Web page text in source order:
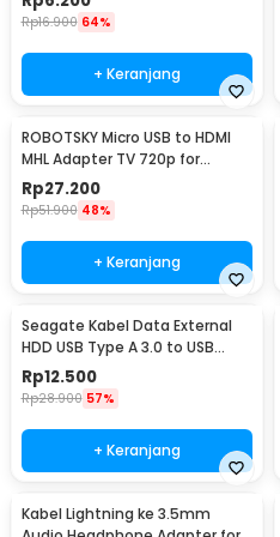
Rp16.900 64%
+ Keranjang
ROBOTSKY Micro USB to HDMI
MHL Adapter TV 720p for
Smartphone - S2
Rp27.200
Rp51.900 48%
+ Keranjang
Seagate Kabel Data External
HDD USB Type A 3.0 to USB
Micro B Cable 50cm - OD5.5
(ORIGINAL)
Rp12.500
Rp28.900 57%
+ Keranjang
Kabel Lightning ke 3.5mm